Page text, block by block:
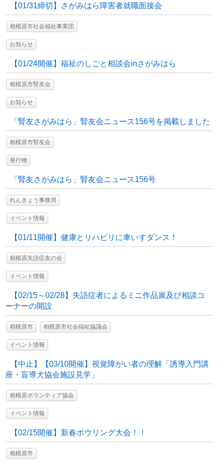
【01/31締切】さがみはら障害者就職面接会
相模原市社会福祉事業団
お知らせ
【01/24開催】福祉のしごと相談会inさがみはら
相模原市腎友会
お知らせ
「腎友さがみはら」腎友会ニュース156号を掲載しました
相模原市腎友会
発行物
「腎友さがみはら」腎友会ニュース156号
れんきょう事務局
イベント情報
【01/11開催】健康とリハビリに車いすダンス！
相模原失語症友の会
イベント情報
【02/15～02/28】失語症者によるミニ作品展及び相談コ
ーナーの開設
相模原市 相模原市社会福祉協議会
イベント情報
【中止】【03/10開催】視覚障がい者の理解「誘導入門講
座・盲導犬協会施設見学」
相模原ボランティア協会
イベント情報
【02/15開催】新春ボウリング大会！！
相模原市